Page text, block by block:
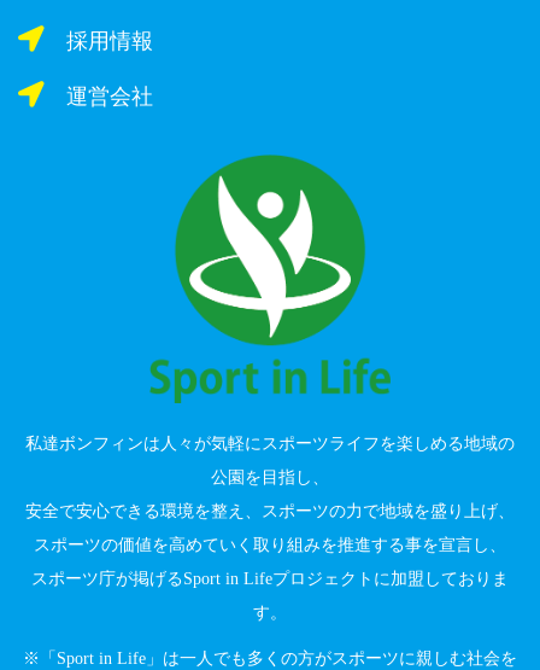
採用情報
運営会社
私達ボンフィンは人々が気軽にスポーツライフを楽しめる地域の
公園を目指し、
安全で安心できる環境を整え、スポーツの力で地域を盛り上げ、
スポーツの価値を高めていく取り組みを推進する事を宣言し、
スポーツ庁が掲げるSport in Lifeプロジェクトに加盟しておりま
す。
※「Sport in Life」は一人でも多くの方がスポーツに親しむ社会を